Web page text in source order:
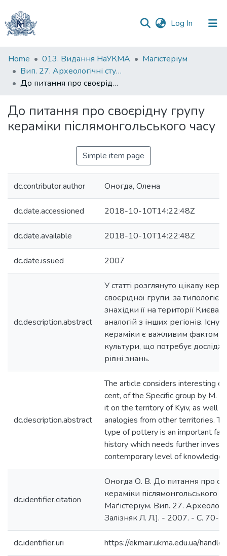
Log In (current)
Communities
&
Collections
Statistics
Home 013. Видання НаУКМА
Магістеріум
Вип. 27. Археологічні студії
До питання про своєрідну групу кераміки післямонгольського часу
До питання про своєрідну групу
кераміки післямонгольського часу
Simple item page
dc.contributor.author Оногда, Олена
dc.date.accessioned 2018-10-10T14:22:48Z
dc.date.available 2018-10-10T14:22:48Z
dc.date.issued 2007
dc.description.abstract
У статті розглянуто цікаву
своєрідної групи, за
знахідки її на території
аналогій з інших регіонів.
кераміки є важливим фактом
культури, що потребує
рівні знань.
dc.description.abstract
The article considers interesting
cent, of the Specific group by M.
it on the territory of Kyiv, as well
analogies from other territories.
type of pottery is an important
history which needs further
contemporary level of knowledge.
dc.identifier.citation
Оногда О. В. До питання про
кераміки післямонгольського
Маґістеріум. Вип. 27.
Залізняк Л. Л.]. - 2007. - С. 70-
dc.identifier.uri https://ekmair.ukma.edu.ua/